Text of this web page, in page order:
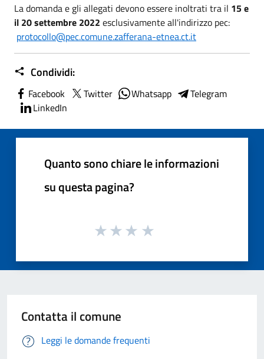
La domanda e gli allegati devono essere inoltrati tra il 15 e
il 20 settembre 2022 esclusivamente all'indirizzo pec:
protocollo@pec.comune.zafferana-etnea.ct.it
Condividi:
Facebook Twitter Whatsapp
Telegram
LinkedIn
Quanto sono chiare le informazioni
su questa pagina?
Contatta il comune
Leggi le domande frequenti